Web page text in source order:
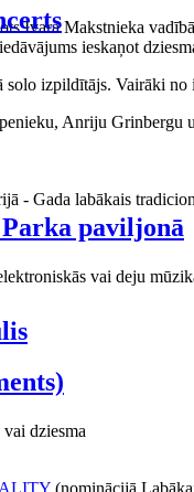
paviljonā
Ivara Makstnieka
ieskaņot
izpildītājs. Vairāki
Anriju Grinbergu
- Gada labākais
vai deju
dziesma
(nominācijā